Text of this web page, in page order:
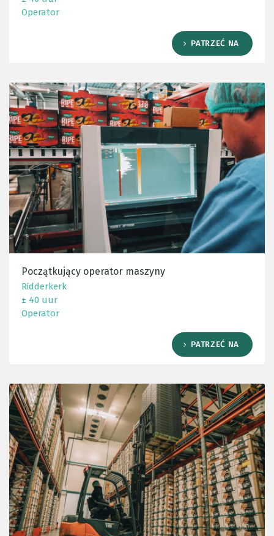
Operator
PATRZEĆ NA
Początkujący operator maszyny
Ridderkerk
± 40 uur
Operator
PATRZEĆ NA